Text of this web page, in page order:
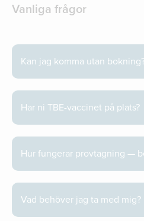
Vanliga frågor
Kan jag komma utan
Har ni TBE-vaccinet på plats?
Hur fungerar provtagning —
Vad behöver jag ta med mig?